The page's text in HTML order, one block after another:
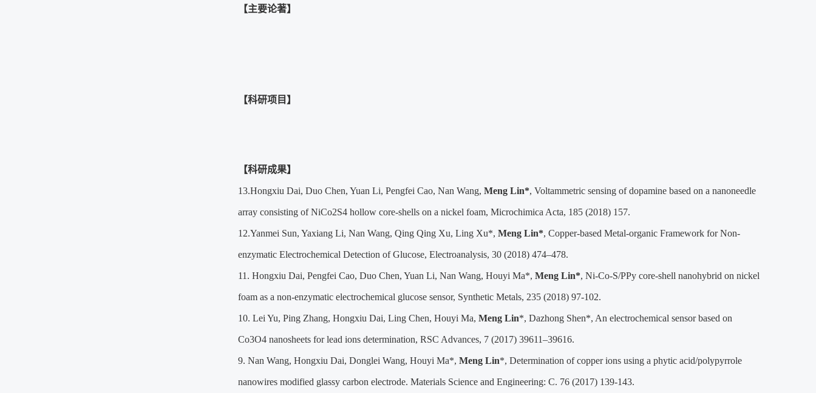
【主要论著】
【科研项目】
【科研成果】
13.Hongxiu Dai, Duo Chen, Yuan Li, Pengfei Cao, Nan Wang, Meng Lin*, Voltammetric sensing of dopamine based on a nanoneedle
array consisting of NiCo2S4 hollow core-shells on a nickel foam, Microchimica Acta, 185 (2018) 157.
12.Yanmei Sun, Yaxiang Li, Nan Wang, Qing Qing Xu, Ling Xu*, Meng Lin*, Copper-based Metal-organic Framework for Non-
enzymatic Electrochemical Detection of Glucose, Electroanalysis, 30 (2018) 474–478.
11. Hongxiu Dai, Pengfei Cao, Duo Chen, Yuan Li, Nan Wang, Houyi Ma*, Meng Lin*, Ni-Co-S/PPy core-shell nanohybrid on nickel
foam as a non-enzymatic electrochemical glucose sensor, Synthetic Metals, 235 (2018) 97-102.
10. Lei Yu, Ping Zhang, Hongxiu Dai, Ling Chen, Houyi Ma, Meng Lin*, Dazhong Shen*, An electrochemical sensor based on
Co3O4 nanosheets for lead ions determination, RSC Advances, 7 (2017) 39611–39616.
9. Nan Wang, Hongxiu Dai, Donglei Wang, Houyi Ma*, Meng Lin*, Determination of copper ions using a phytic acid/polypyrrole
nanowires modified glassy carbon electrode. Materials Science and Engineering: C. 76 (2017) 139-143.